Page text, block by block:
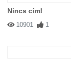
Nincs cím!
10901 1